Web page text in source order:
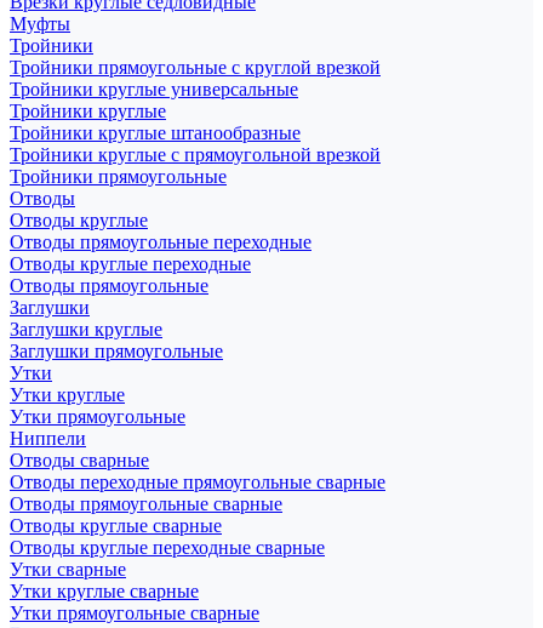
Муфты
Тройники
Тройники прямоугольные с круглой врезкой
Тройники круглые универсальные
Тройники круглые
Тройники круглые штанообразные
Тройники круглые с прямоугольной врезкой
Тройники прямоугольные
Отводы
Отводы круглые
Отводы прямоугольные переходные
Отводы круглые переходные
Отводы прямоугольные
Заглушки
Заглушки круглые
Заглушки прямоугольные
Утки
Утки круглые
Утки прямоугольные
Ниппели
Отводы сварные
Отводы переходные прямоугольные сварные
Отводы прямоугольные сварные
Отводы круглые сварные
Отводы круглые переходные сварные
Утки сварные
Утки круглые сварные
Утки прямоугольные сварные